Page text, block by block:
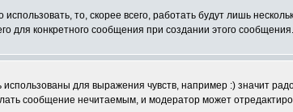
то, скорее всего, работать будут лишь
для конкретного сообщения при создании этого сообщения.
для выражения чувств, например :) значит
сообщение нечитаемым, и модератор может